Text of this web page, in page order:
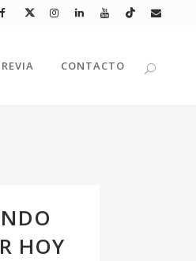
CONTACTO
HOY